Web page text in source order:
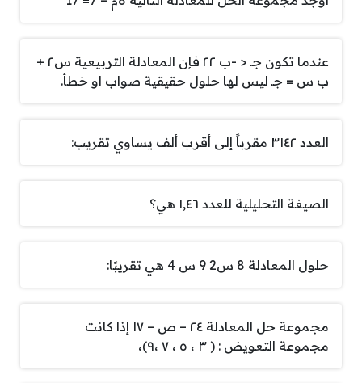
عندما تكون جـ < -ب ٢٢ فإن المعادلة التربيعية س٢ +
ب س = جـ ليس لها حلول حقيقية صواب او خطأ.
العدد ٣١٤٢ مقرباً إلى أقرب ألف يساوي تقريب:
الصيغة التحليلية للعدد ١,٤٦ هي؟
حلول المعادلة 8 س2 9 س 4 هي تقريبًا:
مجموعة حل المعادلة ٢٤ – ص – ١٧ إذا كانت
مجموعة التعويض : ( ٣ ، ٥ ، ٧ ،٩)،